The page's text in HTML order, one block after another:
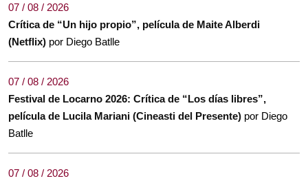
07 / 08 / 2026
Crítica de “Un hijo propio”, película de Maite Alberdi
(Netflix) por Diego Batlle
07 / 08 / 2026
Festival de Locarno 2026: Crítica de “Los días libres”,
película de Lucila Mariani (Cineasti del Presente) por Diego
Batlle
07 / 08 / 2026